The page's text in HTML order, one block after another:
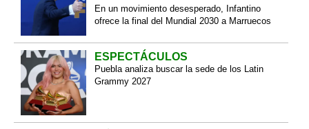
En un movimiento desesperado, Infantino
ofrece la final del Mundial 2030 a Marruecos
ESPECTÁCULOS
Puebla analiza buscar la sede de los Latin
Grammy 2027